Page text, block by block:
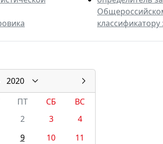
классификатору
2020
ПТ СБ
ВС
2 3
4
9 10
11